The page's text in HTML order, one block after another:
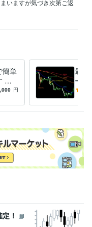
いますが気づき次第ご返
簡単
前
を簡円
最新
ール
リー
！